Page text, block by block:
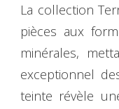
La collection
pièces aux
minérales,
exceptionnel
teinte révèle